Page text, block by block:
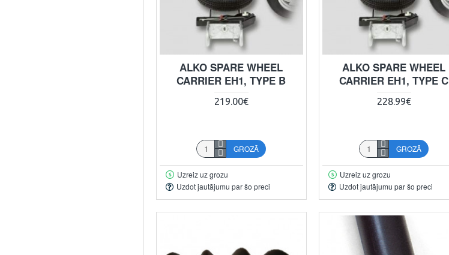
ALKO SPARE WHEEL
CARRIER EH1, TYPE B
219.00€
GROZĀ
Uzreiz uz grozu
Uzdot jautājumu par šo preci
ALKO SPARE WHEEL
CARRIER EH1, TYPE C
228.99€
GROZĀ
Uzreiz uz grozu
Uzdot jautājumu par šo preci